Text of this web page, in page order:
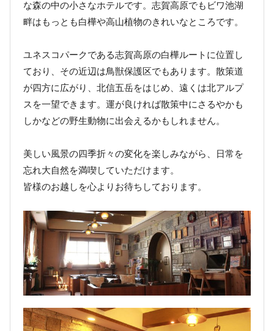
な森の中の小さなホテルです。志賀高原でもビワ池湖
畔はもっとも白樺や高山植物のきれいなところです。
ユネスコパークである志賀高原の白樺ルートに位置し
ており、その近辺は鳥獣保護区でもあります。散策道
が四方に広がり、北信五岳をはじめ、遠くは北アルプ
スを一望できます。運が良ければ散策中にさるやかも
しかなどの野生動物に出会えるかもしれません。
美しい風景の四季折々の変化を楽しみながら、日常を
忘れ大自然を満喫していただけます。
皆様のお越しを心よりお待ちしております。